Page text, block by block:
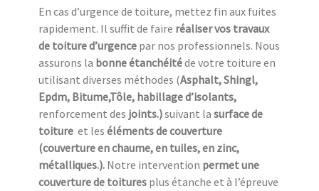
En cas d’urgence de toiture, mettez fin aux fuites
rapidement. Il suffit de faire réaliser vos travaux
de toiture d’urgence par nos professionnels. Nous
assurons la bonne étanchéitéde votre toiture en
utilisant diverses méthodes (Asphalt, Shingl,
Epdm, Bitume,Tôle, habillage d’isolants,
renforcement des joints.)suivant la surface de
toiture et les éléments de couverture
(couverture en chaume, en tuiles, en zinc,
métalliques.). Notre intervention permet une
couverture de toitures plus étanche et à l’épreuve